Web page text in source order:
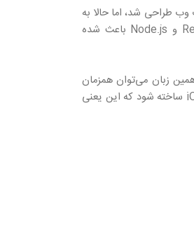
طراحی شد، اما حالا به
یک ابزار چندمنظوره برای ساخت اپلیکیشن‌های وب، موبایل و حتی دسکتاپ تبدیل شده است. وجود فریم‌ورک‌ها و موتورهای قدرتمندی مانند React، Angular و Node.js باعث شده
زبان می‌توان همزمان
اپلیکیشن وب، موبایل و حتی نرم‌افزار دسکتاپ ساخت. فریم‌ورک React Native نیز اجازه می‌دهد تنها با یک‌بار کدنویسی، اپ برای هر دو سیستم‌عامل اندروید و iOS ساخته شود که این یعنی